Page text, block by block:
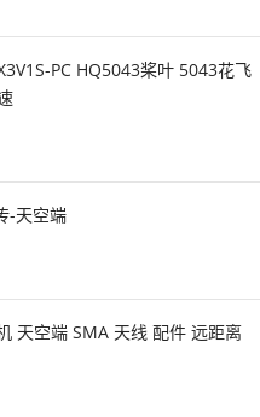
PC HQ5043桨叶 5043花飞
-天空端
天空端 SMA 天线 配件 远距离